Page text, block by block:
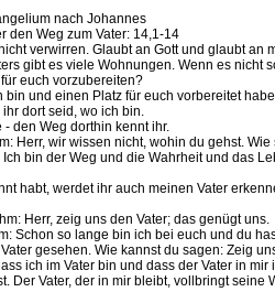
nach Johannes
den Weg zum Vater: 14,1-14
verwirren. Glaubt an Gott und glaubt an
gibt es viele Wohnungen. Wenn es nicht
euch vorzubereiten?
bin und einen Platz für euch vorbereitet
dort seid, wo ich bin.
den Weg dorthin kennt ihr.
Herr, wir wissen nicht, wohin du gehst.
bin der Weg und die Wahrheit und das
habt, werdet ihr auch meinen Vater
Herr, zeig uns den Vater; das genügt uns.
Schon so lange bin ich bei euch und du
gesehen. Wie kannst du sagen: Zeig
ich im Vater bin und dass der Vater in
Der Vater, der in mir bleibt, vollbringt seine